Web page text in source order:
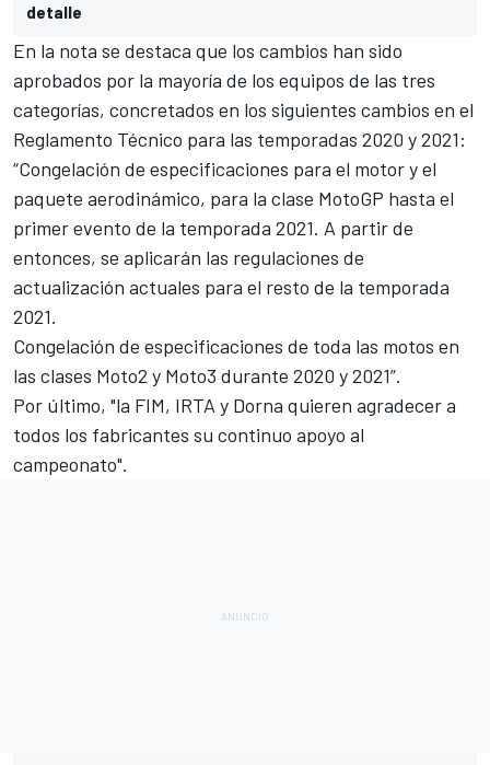
detalle
En la nota se destaca que los cambios han sido
aprobados por la mayoría de los equipos de las tres
categorías, concretados en los siguientes cambios en el
Reglamento Técnico para las temporadas 2020 y 2021:
“Congelación de especificaciones para el motor y el
paquete aerodinámico, para la clase MotoGP hasta el
primer evento de la temporada 2021. A partir de
entonces, se aplicarán las regulaciones de
actualización actuales para el resto de la temporada
2021.
Congelación de especificaciones de toda las motos en
las clases Moto2 y Moto3 durante 2020 y 2021”.
Por último, "la FIM, IRTA y Dorna quieren agradecer a
todos los fabricantes su continuo apoyo al
campeonato".